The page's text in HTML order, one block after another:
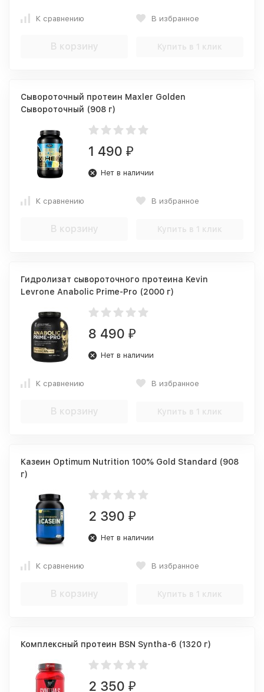
К сравнению В избранное
В корзину Купить в 1 клик
Сывороточный протеин Maxler Golden
Сывороточный (908 г)
1 490 ₽
Нет в наличии
К сравнению В избранное
В корзину Купить в 1 клик
Гидролизат сывороточного протеина Kevin
Levrone Anabolic Prime-Pro (2000 г)
8 490 ₽
Нет в наличии
К сравнению В избранное
В корзину Купить в 1 клик
Казеин Optimum Nutrition 100% Gold Standard (908
г)
2 390 ₽
Нет в наличии
К сравнению В избранное
В корзину Купить в 1 клик
Комплексный протеин BSN Syntha-6 (1320 г)
2 350 ₽